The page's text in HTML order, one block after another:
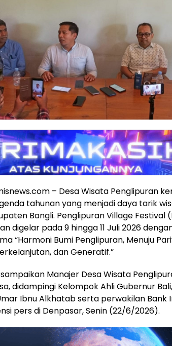
– Desa Wisata Penglipuran
tahunan yang menjadi daya tarik
Bangli. Penglipuran Village Festival
digelar pada 9 hingga 11 Juli 2026
“Harmoni Bumi Penglipuran, Menuju
dan Generatif.”
Manajer Desa Wisata
didampingi Kelompok Ahli Gubernur
Ibnu Alkhatab serta perwakilan Bank
pers di Denpasar, Senin (22/6/2026).